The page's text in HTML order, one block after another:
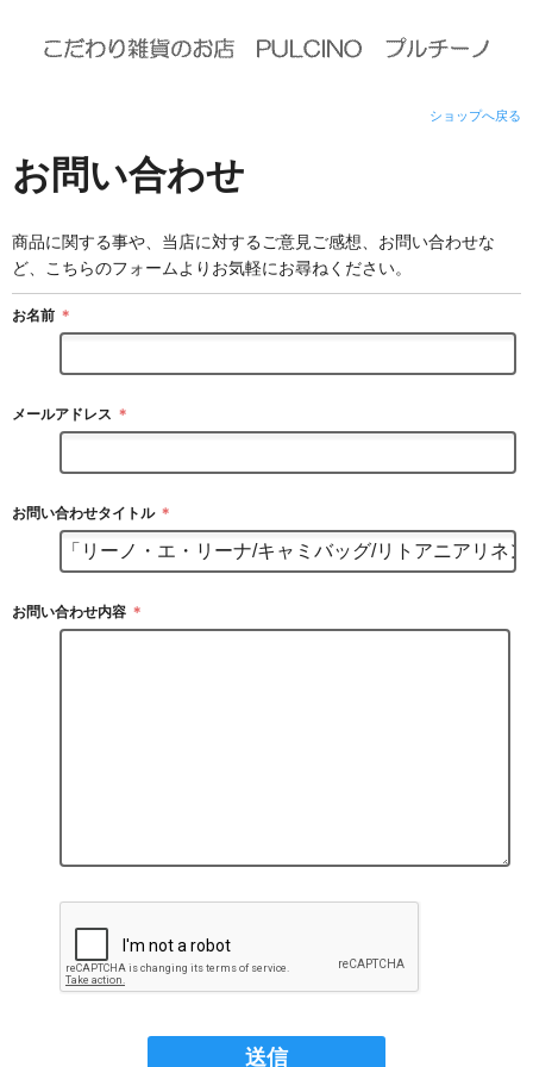
ショップへ戻る
お問い合わせ
商品に関する事や、当店に対するご意見ご感想、お問い合わせな
ど、こちらのフォームよりお気軽にお尋ねください。
お名前 ＊
メールアドレス ＊
お問い合わせタイトル ＊
お問い合わせ内容 ＊